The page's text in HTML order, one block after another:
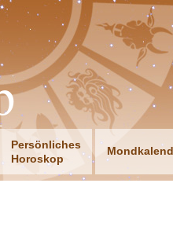
Persönliches
Horoskop